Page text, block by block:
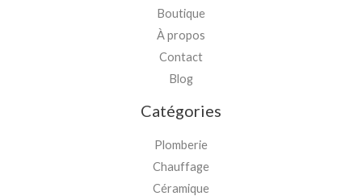
Boutique
À propos
Contact
Blog
Catégories
Plomberie
Chauffage
Céramique